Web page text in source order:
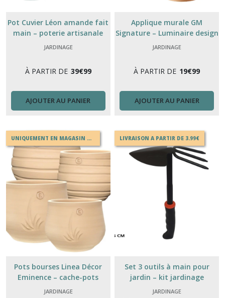
Pot Cuvier Léon amande fait
main – poterie artisanale
Poterie du Bousquet
JARDINAGE
À PARTIR DE 39€99
AJOUTER AU PANIER
Applique murale GM
Signature – Luminaire design
moderne intérieur
JARDINAGE
À PARTIR DE 19€99
AJOUTER AU PANIER
UNIQUEMENT EN MAGASIN OU EN DRIVE
Pots bourses Linea Décor
Eminence – cache-pots
design modernes
JARDINAGE
LIVRAISON A PARTIR DE 3.99€
Set 3 outils à main pour
jardin – kit jardinage
pratique
JARDINAGE
Jeux
extérieur
Afficher
résultats